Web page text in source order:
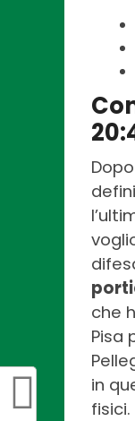
che
Pisa
in
fisici.